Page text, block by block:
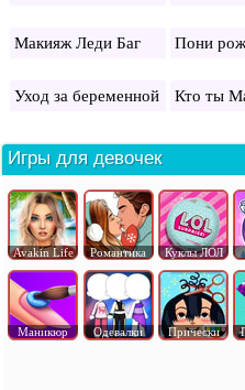
Макияж Леди Баг Пони
Уход за беременной
Игры для девочек
Avakin Life Романтика Куклы ЛОЛ
Маникюр Одевалки Прически